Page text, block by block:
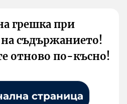
грешка при
съдържанието!
отново по-късно!
страница